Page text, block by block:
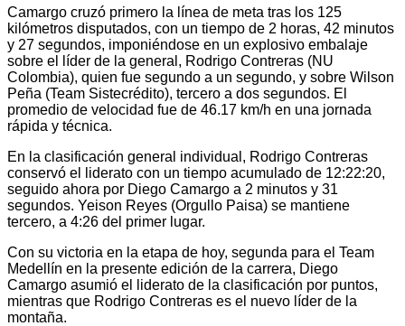
Camargo cruzó primero la línea de meta tras los 125
kilómetros disputados, con un tiempo de 2 horas, 42 minutos
y 27 segundos, imponiéndose en un explosivo embalaje
sobre el líder de la general, Rodrigo Contreras (NU
Colombia), quien fue segundo a un segundo, y sobre Wilson
Peña (Team Sistecrédito), tercero a dos segundos. El
promedio de velocidad fue de 46.17 km/h en una jornada
rápida y técnica.
En la clasificación general individual, Rodrigo Contreras
conservó el liderato con un tiempo acumulado de 12:22:20,
seguido ahora por Diego Camargo a 2 minutos y 31
segundos. Yeison Reyes (Orgullo Paisa) se mantiene
tercero, a 4:26 del primer lugar.
Con su victoria en la etapa de hoy, segunda para el Team
Medellín en la presente edición de la carrera, Diego
Camargo asumió el liderato de la clasificación por puntos,
mientras que Rodrigo Contreras es el nuevo líder de la
montaña.